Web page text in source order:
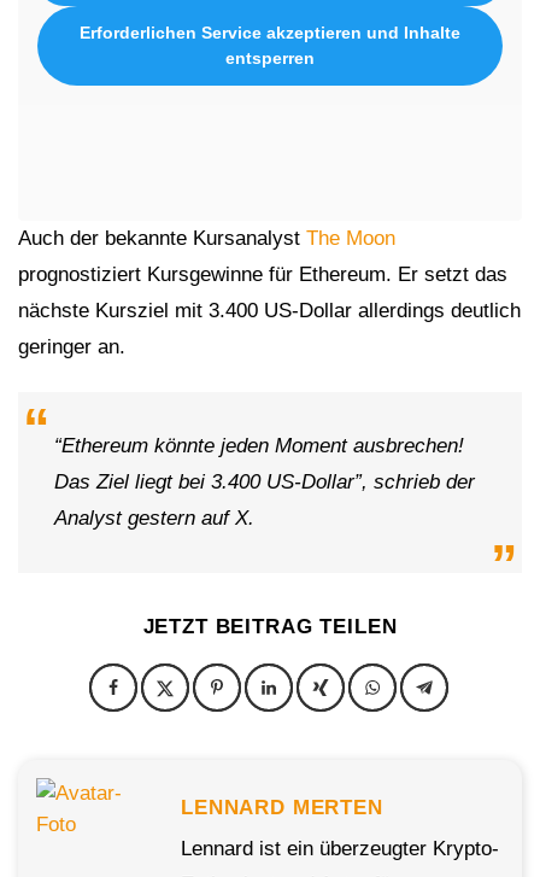
Erforderlichen Service akzeptieren und Inhalte
entsperren
Auch der bekannte Kursanalyst The Moon
prognostiziert Kursgewinne für Ethereum. Er setzt das
nächste Kursziel mit 3.400 US-Dollar allerdings deutlich
geringer an.
“Ethereum könnte jeden Moment ausbrechen!
Das Ziel liegt bei 3.400 US-Dollar”, schrieb der
Analyst gestern auf X.
JETZT BEITRAG TEILEN
LENNARD MERTEN
Lennard ist ein überzeugter Krypto-